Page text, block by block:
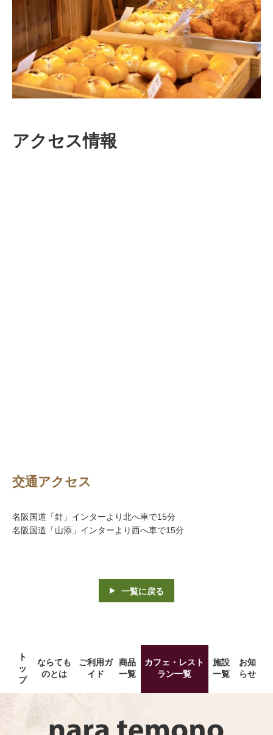
アクセス情報
交通アクセス
名阪国道「針」インターより北へ車で15分
名阪国道「山添」インターより西へ車で15分
一覧に戻る
ト
ッ
プ
ならても
のとは
ご利用ガ
イド
商品
一覧
カフェ・レスト
ラン一覧
施設
一覧
お知
らせ